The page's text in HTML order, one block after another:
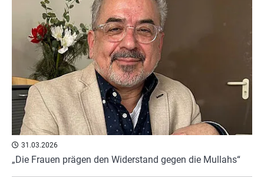
31.03.2026
„Die Frauen prägen den Widerstand gegen die Mullahs“